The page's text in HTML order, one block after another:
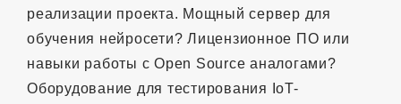
реализации проекта. Мощный сервер для
обучения нейросети? Лицензионное ПО или
навыки работы с Open Source аналогами?
Оборудование для тестирования IoT-